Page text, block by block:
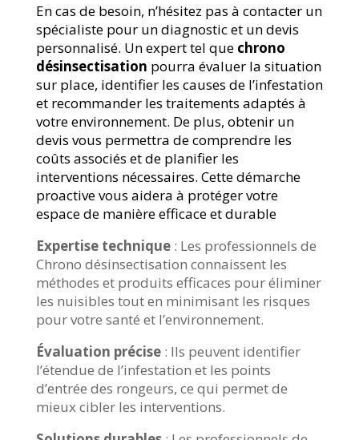
En cas de besoin, n’hésitez pas à contacter un
spécialiste pour un diagnostic et un devis
personnalisé. Un expert tel que chrono
désinsectisation pourra évaluer la situation
sur place, identifier les causes de l’infestation
et recommander les traitements adaptés à
votre environnement. De plus, obtenir un
devis vous permettra de comprendre les
coûts associés et de planifier les
interventions nécessaires. Cette démarche
proactive vous aidera à protéger votre
espace de manière efficace et durable
Expertise technique: Les professionnels de
Chrono désinsectisation connaissent les
méthodes et produits efficaces pour éliminer
les nuisibles tout en minimisant les risques
pour votre santé et l’environnement.
Évaluation précise: Ils peuvent identifier
l’étendue de l’infestation et les points
d’entrée des rongeurs, ce qui permet de
mieux cibler les interventions.